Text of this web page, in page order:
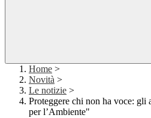
Home >
Novità >
Le notizie >
Proteggere chi non ha voce:
per l’Ambiente"